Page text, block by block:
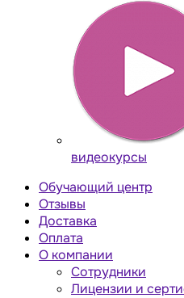
видеокурсы
Обучающий центр
Отзывы
Доставка
Оплата
О компании
Сотрудники
Лицензии и